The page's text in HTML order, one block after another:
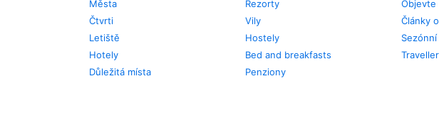
Města
Čtvrti
Letiště
Hotely
Důležitá místa
Rezorty
Vily
Hostely
Bed and breakfasts
Penziony
Objevte
Články